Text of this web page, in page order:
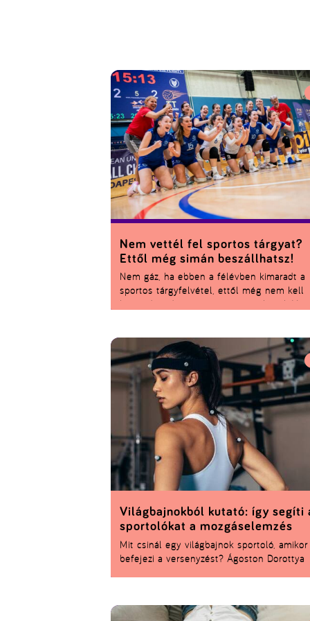
Nem gáz, ha ebben a félévben kimaradt a
sportos tárgyfelvétel, ettől még nem kell
lemondanod az egyetemi sportéletről.
csatlakozni. És ha most nem is lépsz
szurkolni a saját egyetemnek akkor is
Nem vettél fel sportos tárgyat?
Ettől még simán beszállhatsz!
Mit csinál egy világbajnok sportoló, amikor
befejezi a versenyzést? Ágoston Dorottya
élsportolók teljesítményét elemzi egy profi
Világbajnokból kutató: így segíti
sportolókat a mozgáselemzés